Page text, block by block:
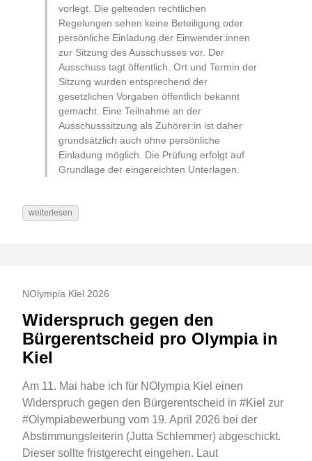
vorlegt. Die geltenden rechtlichen
Regelungen sehen keine Beteiligung oder
persönliche Einladung der Einwender:innen
zur Sitzung des Ausschusses vor. Der
Ausschuss tagt öffentlich. Ort und Termin der
Sitzung wurden entsprechend der
gesetzlichen Vorgaben öffentlich bekannt
gemacht. Eine Teilnahme an der
Ausschusssitzung als Zuhörer:in ist daher
grundsätzlich auch ohne persönliche
Einladung möglich. Die Prüfung erfolgt auf
Grundlage der eingereichten Unterlagen.
weiterlesen
NOlympia Kiel 2026
Widerspruch gegen den
Bürgerentscheid pro Olympia in
Kiel
Am 11. Mai habe ich für NOlympia Kiel einen
Widerspruch gegen den Bürgerentscheid in #Kiel zur
#Olympiabewerbung vom 19. April 2026 bei der
Abstimmungsleiterin (Jutta Schlemmer) abgeschickt.
Dieser sollte fristgerecht eingehen. Laut